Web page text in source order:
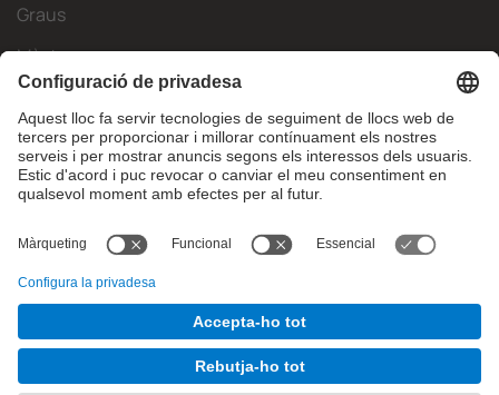
Graus
Màsters
Mobilitat Internacional
Recerca
Empresa
Què necessites?
© Facultat d'Informàtica de Barcelona - Universitat Politècnica
de Catalunya - BarcelonaTech